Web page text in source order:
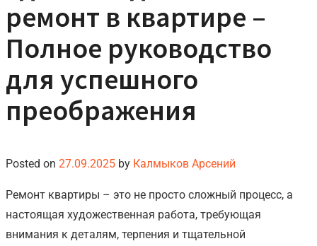
ремонт в квартире –
Полное руководство
для успешного
преображения
Posted on 27.09.2025 by Калмыков Арсений
Ремонт квартиры – это не просто сложный процесс, а
настоящая художественная работа, требующая
внимания к деталям, терпения и тщательной